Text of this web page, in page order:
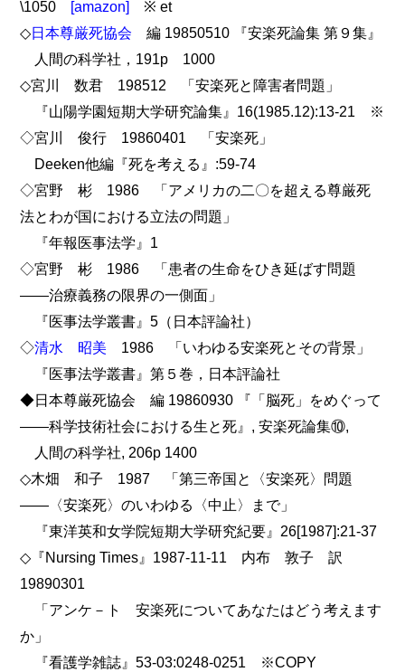
\1050 [amazon] ※ et
◇日本尊厳死協会 編 19850510 『安楽死論集 第９集』
人間の科学社，191p 1000
◇宮川 数君 198512 「安楽死と障害者問題」
『山陽学園短期大学研究論集』16(1985.12):13-21 ※
◇宮川 俊行 19860401 「安楽死」
Deeken他編『死を考える』:59-74
◇宮野 彬 1986 「アメリカの二〇を超える尊厳死
法とわが国における立法の問題」
『年報医事法学』1
◇宮野 彬 1986 「患者の生命をひき延ばす問題
――治療義務の限界の一側面」
『医事法学叢書』5（日本評論社）
◇清水 昭美 1986 「いわゆる安楽死とその背景」
『医事法学叢書』第５巻，日本評論社
◆日本尊厳死協会 編 19860930 『「脳死」をめぐって
――科学技術社会における生と死』, 安楽死論集⑩,
人間の科学社, 206p 1400
◇木畑 和子 1987 「第三帝国と〈安楽死〉問題
――〈安楽死〉のいわゆる〈中止〉まで」
『東洋英和女学院短期大学研究紀要』26[1987]:21-37
◇『Nursing Times』1987-11-11 内布 敦子 訳
19890301
「アンケ－ト 安楽死についてあなたはどう考えます
か」
『看護学雑誌』53-03:0248-0251 ※COPY